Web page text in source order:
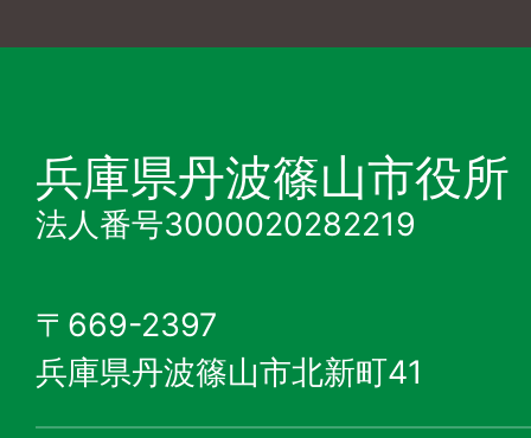
兵庫県丹波篠山市役所
法人番号3000020282219
〒669-2397
兵庫県丹波篠山市北新町41